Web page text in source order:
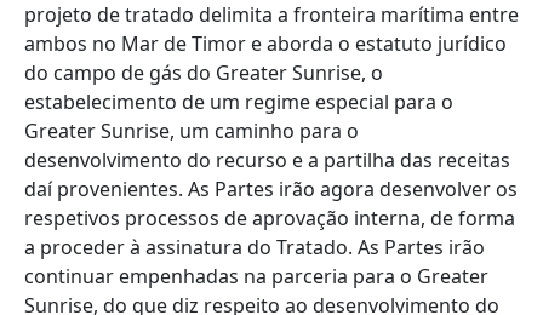
projeto de tratado delimita a fronteira marítima entre
ambos no Mar de Timor e aborda o estatuto jurídico
do campo de gás do Greater Sunrise, o
estabelecimento de um regime especial para o
Greater Sunrise, um caminho para o
desenvolvimento do recurso e a partilha das receitas
daí provenientes. As Partes irão agora desenvolver os
respetivos processos de aprovação interna, de forma
a proceder à assinatura do Tratado. As Partes irão
continuar empenhadas na parceria para o Greater
Sunrise, do que diz respeito ao desenvolvimento do